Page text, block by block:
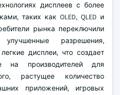
дисплеев с более
таких как OLED, QLED и
рынка переключили
разрешения,
дисплеи, что создает
на производителей для
растущее количество
приложений, игровых